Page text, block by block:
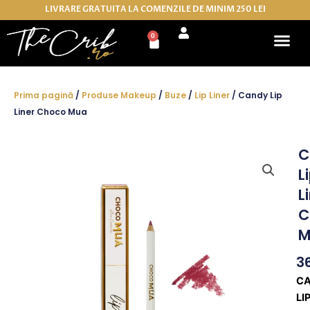
to
content
LIVRARE GRATUITA LA COMENZILE DE MINIM 250 LEI
0
Cart
Prima pagină / Produse Makeup / Buze / Lip Liner / Candy Lip
Liner Choco Mua
LIP